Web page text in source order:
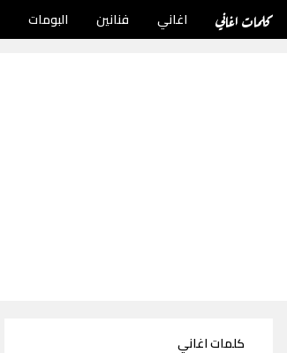
كلمات اغاني اغاني فنانين البومات
كلمات اغاني